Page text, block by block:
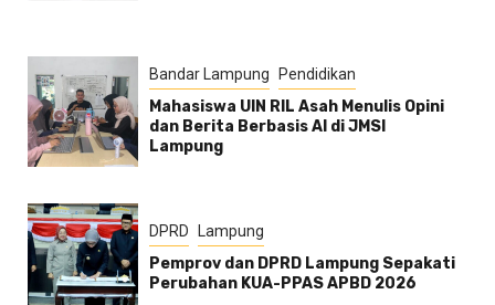
Bandar Lampung Pendidikan
Mahasiswa UIN RIL Asah Menulis Opini
dan Berita Berbasis AI di JMSI
Lampung
DPRD Lampung
Pemprov dan DPRD Lampung Sepakati
Perubahan KUA-PPAS APBD 2026